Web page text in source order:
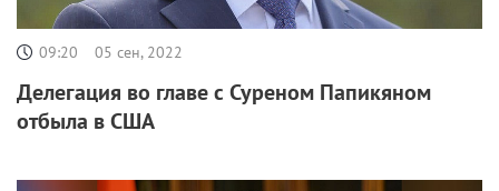
09:20 05 сен, 2022
Делегация во главе с Суреном Папикяном
отбыла в США